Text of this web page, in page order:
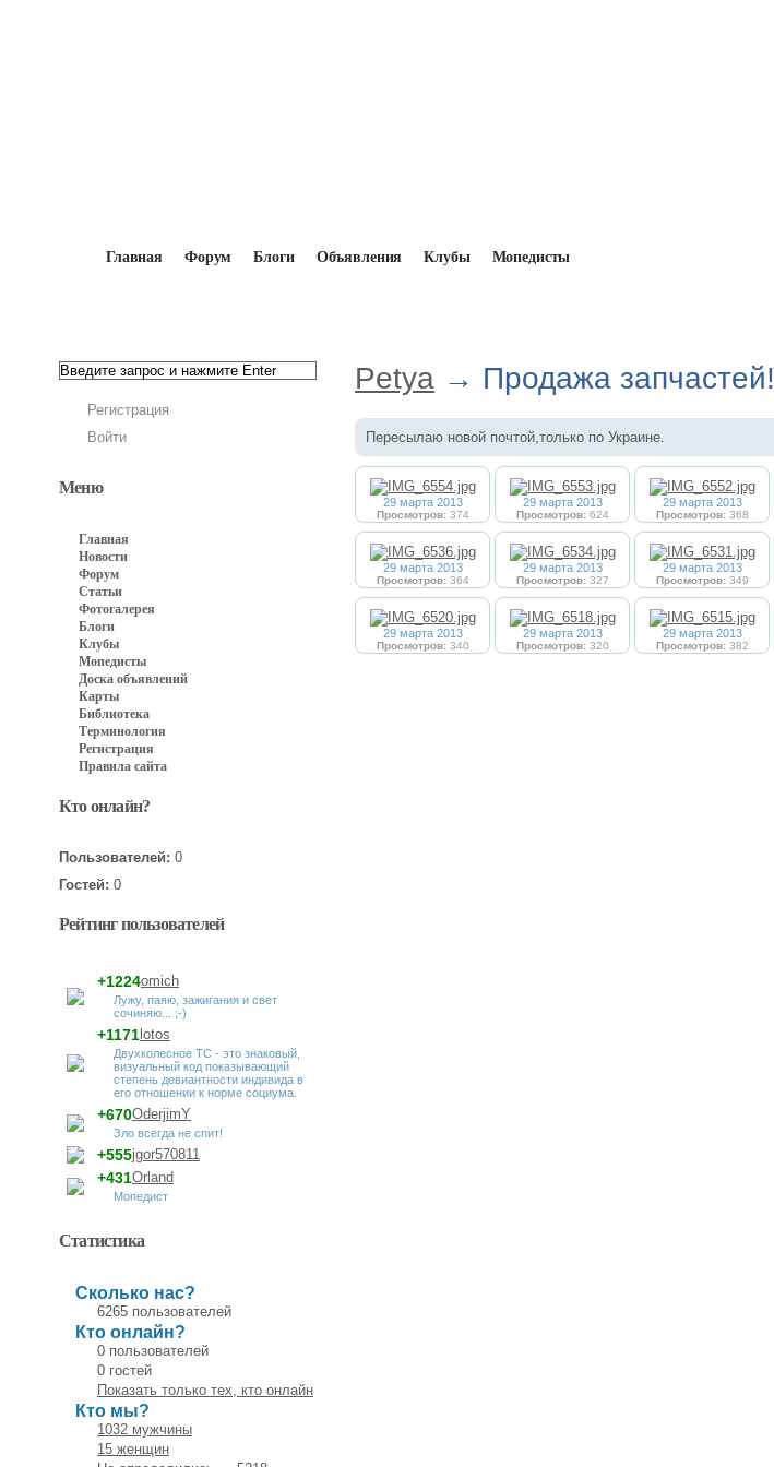
Главная Форум Блоги Объявления Клубы Мопедисты
Регистрация
Войти
Меню
Главная
Новости
Форум
Статьи
Фотогалерея
Блоги
Клубы
Мопедисты
Доска объявлений
Карты
Библиотека
Терминология
Регистрация
Правила сайта
Кто онлайн?
Пользователей: 0
Гостей: 0
Рейтинг пользователей
omich
+1224
Лужу, паяю, зажигания и свет
сочиняю... ;-)
lotos
+1171
Двухколесное ТС - это знаковый,
визуальный код показывающий
степень девиантности индивида в
его отношении к норме социума.
OderjimY
+670
Зло всегда не спит!
jgor570811
+555
Orland
+431
Мопедист
Статистика
Сколько нас?
6265 пользователей
Кто онлайн?
0 пользователей
0 гостей
Показать только тех, кто онлайн
Кто мы?
1032 мужчины
15 женщин
Petya → Продажа запчастей!
Пересылаю новой почтой,только по Украине.
29 марта 2013
Просмотров:374
29 марта 2013
Просмотров:624
29 марта 2013
Просмотров:368
29 марта 2013
Просмотров:364
29 марта 2013
Просмотров:327
29 марта 2013
Просмотров:349
29 марта 2013
Просмотров:340
29 марта 2013
Просмотров:320
29 марта 2013
Просмотров:382